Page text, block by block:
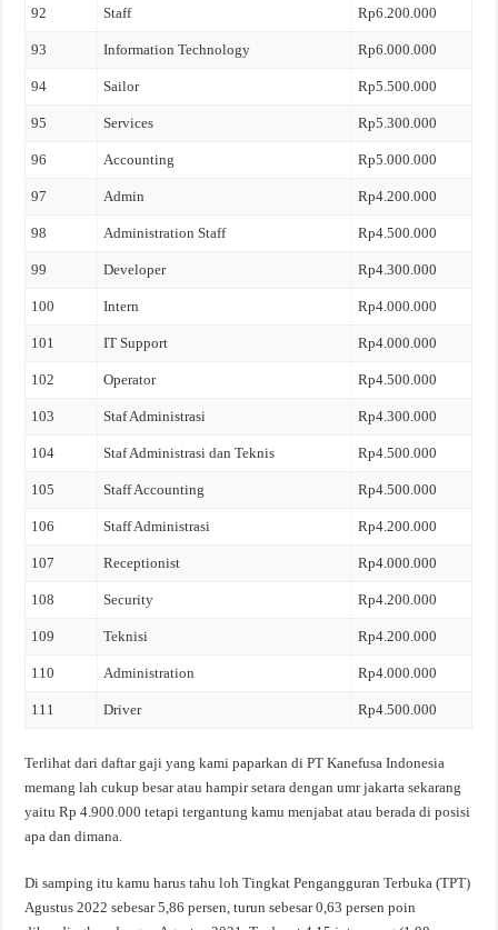
92 Staff Rp6.200.000
93 Information Technology Rp6.000.000
94 Sailor Rp5.500.000
95 Services Rp5.300.000
96 Accounting Rp5.000.000
97 Admin Rp4.200.000
98 Administration Staff Rp4.500.000
99 Developer Rp4.300.000
100 Intern Rp4.000.000
101 IT Support Rp4.000.000
102 Operator Rp4.500.000
103 Staf Administrasi Rp4.300.000
104 Staf Administrasi dan Teknis Rp4.500.000
105 Staff Accounting Rp4.500.000
106 Staff Administrasi Rp4.200.000
107 Receptionist Rp4.000.000
108 Security Rp4.200.000
109 Teknisi Rp4.200.000
110 Administration Rp4.000.000
111 Driver Rp4.500.000
Terlihat dari daftar gaji yang kami paparkan di PT Kanefusa Indonesia
memang lah cukup besar atau hampir setara dengan umr jakarta sekarang
yaitu Rp 4.900.000 tetapi tergantung kamu menjabat atau berada di posisi
apa dan dimana.
Di samping itu kamu harus tahu loh Tingkat Pengangguran Terbuka (TPT)
Agustus 2022 sebesar 5,86 persen, turun sebesar 0,63 persen poin